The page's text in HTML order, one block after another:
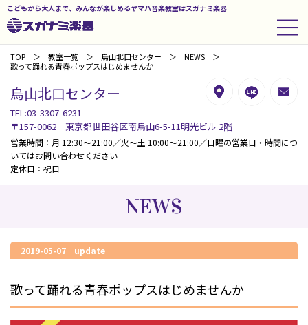
こどもから大人まで、みんなが楽しめるヤマハ音楽教室はスガナミ楽器
TOP 教室一覧 烏山北口センター
NEWS
歌って踊れる青春ポップスはじめませんか
烏山北口センター
TEL:03-3307-6231
〒157-0062 東京都世田谷区南烏山6-5-11明光ビル 2階
営業時間：月 12:30～21:00／火～土 10:00～21:00／日曜の営業日・時間につ
いてはお問い合わせください
定休日：祝日
NEWS
2019-05-07 update
歌って踊れる青春ポップスはじめませんか